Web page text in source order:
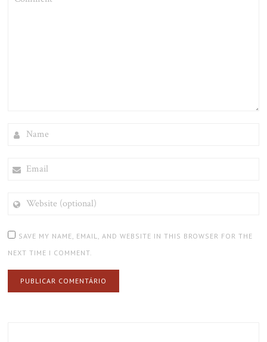
(OPTIONAL)
SAVE MY NAME, EMAIL, AND WEBSITE IN THIS BROWSER FOR THE
NEXT TIME I COMMENT.